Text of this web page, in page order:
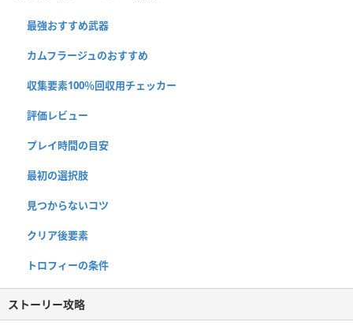
最強おすすめ武器
カムフラージュのおすすめ
収集要素100％回収用チェッカー
評価レビュー
プレイ時間の目安
最初の選択肢
見つからないコツ
クリア後要素
トロフィーの条件
ストーリー攻略